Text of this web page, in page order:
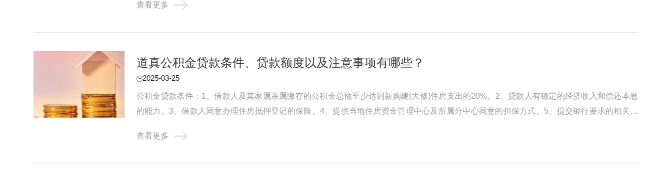
查看更多
道真公积金贷款条件、贷款额度以及注意事项有哪些？
2025-03-25
公积金贷款条件：1、借款人及其家属亲属缴存的公积金总额至少达到新购建(大修)住房支出的20%。2、贷款人有稳定的经济收入和偿还本息
的能力。3、借款人同意办理住房抵押登记的保险。4、提供当地住房资金管理中心及所属分中心同意的担保方式。5、提交银行要求的相关文
查看更多